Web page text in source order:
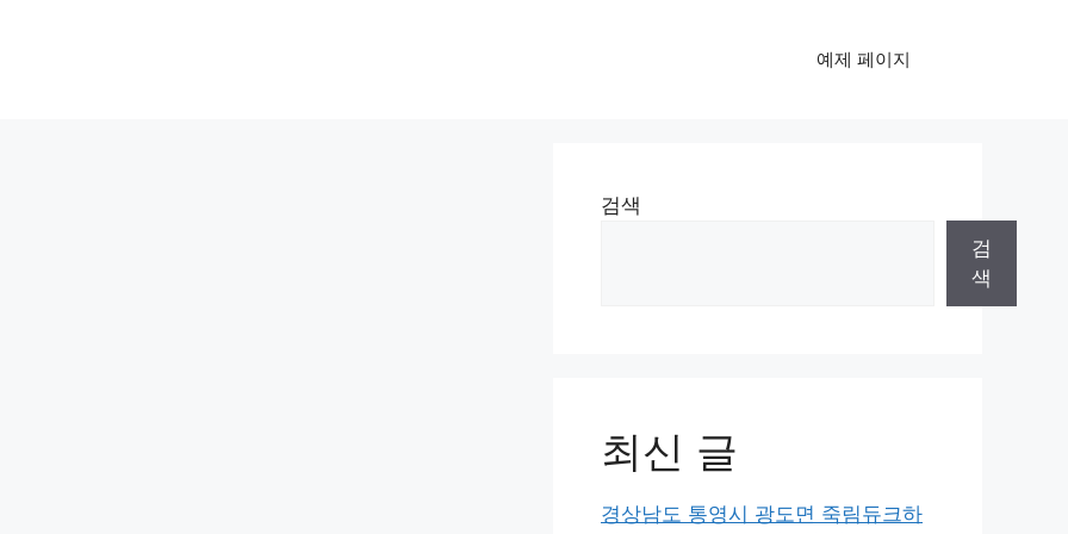
예제 페이지
검색
검
색
최신 글
경상남도 통영시 광도면 죽림듀크하